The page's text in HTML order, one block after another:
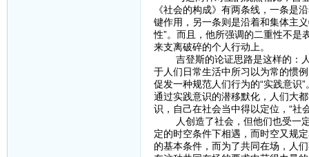
《社会的构成》有两条线，一条是
键作用，另一条则是沿着和集体主
性”。而且，他所强调的二重性不是
来支离破碎的个人行动上。
吉登斯的论证思路是这样的：人
于人们日常生活中所习以为常的惯
促发一种规范人们行为的“实践意识
通过实践意识的潜移默化，人们大
识，自己在社会当中得以定位，“社
人创造了社会，但他们也受一定
定的时空条件下相遇，而时空又规
的基本条件，而为了共同在场，人